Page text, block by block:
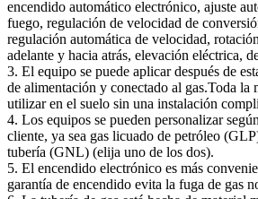
encendido automático electrónico, ajuste
fuego, regulación de velocidad de
regulación automática de velocidad,
adelante y hacia atrás, elevación eléctrica,
3. El equipo se puede aplicar después de
de alimentación y conectado al gas.Toda la
utilizar en el suelo sin una instalación
4. Los equipos se pueden personalizar
cliente, ya sea gas licuado de petróleo
tubería (GNL) (elija uno de los dos).
5. El encendido electrónico es más
garantía de encendido evita la fuga de gas